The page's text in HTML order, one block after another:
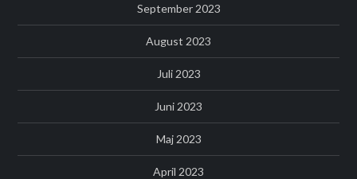
September 2023
August 2023
Juli 2023
Juni 2023
Maj 2023
April 2023